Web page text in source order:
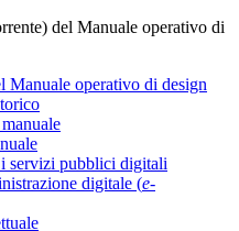
del Manuale operativo di
Manuale operativo di design
servizi pubblici digitali
digitale (e-